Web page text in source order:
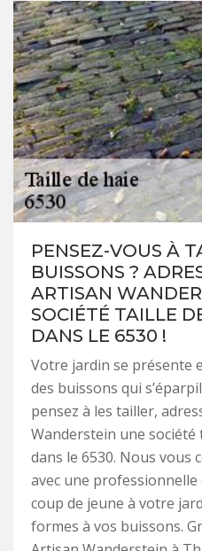
PENSEZ-VOUS À
BUISSONS ?
ARTISAN
SOCIÉTÉ TAILLE
DANS LE 6530 !
Votre jardin se présente
des buissons qui
pensez à les tailler,
Wanderstein une société
dans le 6530. Nous vous
avec une
coup de jeune à votre
formes à vos buissons.